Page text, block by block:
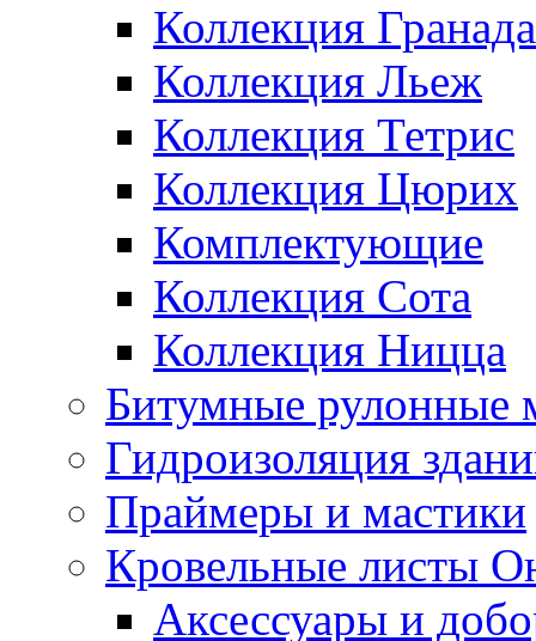
Коллекция Гранада
Коллекция Льеж
Коллекция Тетрис
Коллекция Цюрих
Комплектующие
Коллекция Сота
Коллекция Ницца
Битумные рулонные
Гидроизоляция
Праймеры и мастики
Кровельные листы
Аксессуары и